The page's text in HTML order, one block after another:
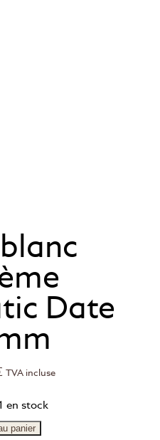
Date
TVA incluse
en stock
panier